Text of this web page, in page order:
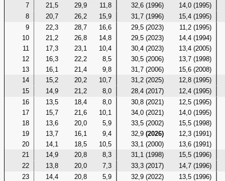
7
21,5 29,9 11,8 32,6 (1996)
14,0 (1995)
8
20,7 26,2 15,9 31,7 (1996)
15,4 (1995)
9
22,3 28,7 16,6 29,5 (2023)
11,2 (1995)
10
21,2 26,8 14,8 29,5 (2023)
14,4 (1994)
11
17,3 23,1 10,4 30,4 (2023)
13,4 (2005)
12
16,3 22,2 8,5 30,5 (2006)
13,7 (1998)
13
16,1 21,4 9,8 31,7 (2006)
15,6 (2008)
14
15,2 20,2 10,7 31,2 (2025)
12,8 (1995)
15
14,9 21,2 8,0 28,4 (2017)
12,4 (1995)
16
13,5 18,4 8,0 30,8 (2021)
12,5 (1995)
17
15,7 21,6 10,1 34,0 (2021)
14,0 (1995)
18
13,6 20,0 5,9 33,5 (2002)
15,5 (1998)
19
13,7 16,1 9,4 32,9(2026)
12,3 (1991)
20
14,1 18,5 10,5 33,1 (2000)
13,6 (1991)
21
14,9 20,8 8,3 31,1 (1998)
15,5 (1996)
22
13,8 20,0 7,3 33,3 (2017)
14,7 (1996)
23
14,4 20,8 5,9 32,9 (2022)
13,5 (1996)